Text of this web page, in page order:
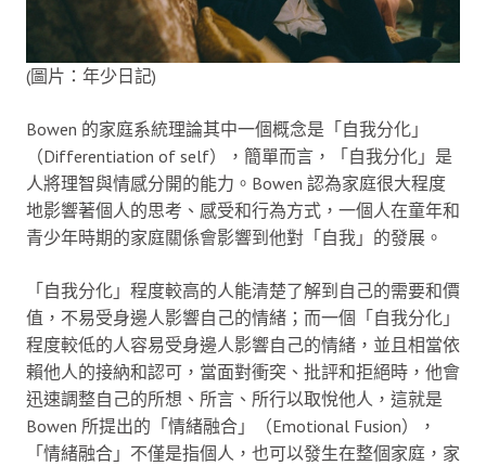
(圖片：年少日記)
Bowen 的家庭系統理論其中一個概念是「自我分化」
（Differentiation of self），簡單而言，「自我分化」是
人將理智與情感分開的能力。Bowen 認為家庭很大程度
地影響著個人的思考、感受和行為方式，一個人在童年和
青少年時期的家庭關係會影響到他對「自我」的發展。
「自我分化」程度較高的人能清楚了解到自己的需要和價
值，不易受身邊人影響自己的情緒；而一個「自我分化」
程度較低的人容易受身邊人影響自己的情緒，並且相當依
賴他人的接納和認可，當面對衝突、批評和拒絕時，他會
迅速調整自己的所想、所言、所行以取悅他人，這就是
Bowen 所提出的「情緒融合」（Emotional Fusion），
「情緒融合」不僅是指個人，也可以發生在整個家庭，家